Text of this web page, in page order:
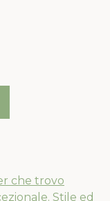
che trovo
Stile ed